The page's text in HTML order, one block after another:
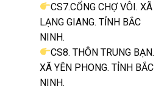
CS7.CỔNG CHỢ VÔI. XÃ
LẠNG GIANG. TỈNH BẮC
NINH.
CS8. THÔN TRUNG BẠN.
XÃ YÊN PHONG. TỈNH BẮC
NINH.